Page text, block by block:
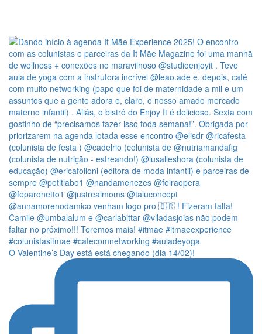
O Valentine’s Day está está chegando (dia 14/02)!